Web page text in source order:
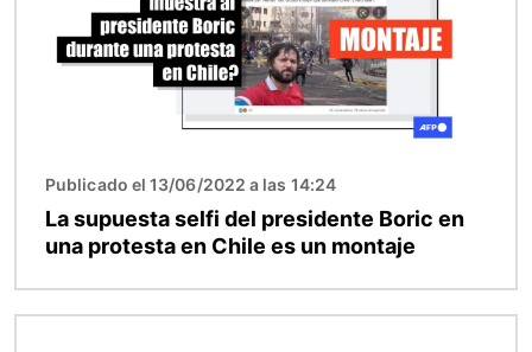
Publicado el 13/06/2022 a las 14:24
La supuesta selfi del presidente Boric en
una protesta en Chile es un montaje